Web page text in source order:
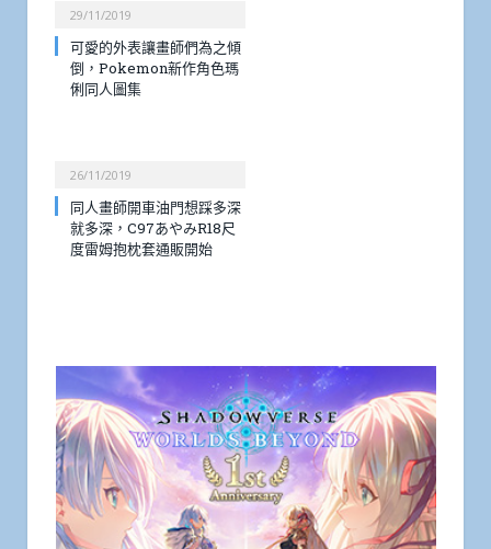
29/11/2019
可愛的外表讓畫師們為之傾
倒，Pokemon新作角色瑪
俐同人圖集
26/11/2019
同人畫師開車油門想踩多深
就多深，C97あやみR18尺
度雷姆抱枕套通販開始